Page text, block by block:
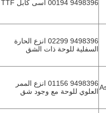
9498396 00194 آسى كابل TTF
9498396 02299 انزع الحارة
السفلية للوحة ذات الشق
9498396 01156 انزع الممر
العلوي للوحة مع وجود شق